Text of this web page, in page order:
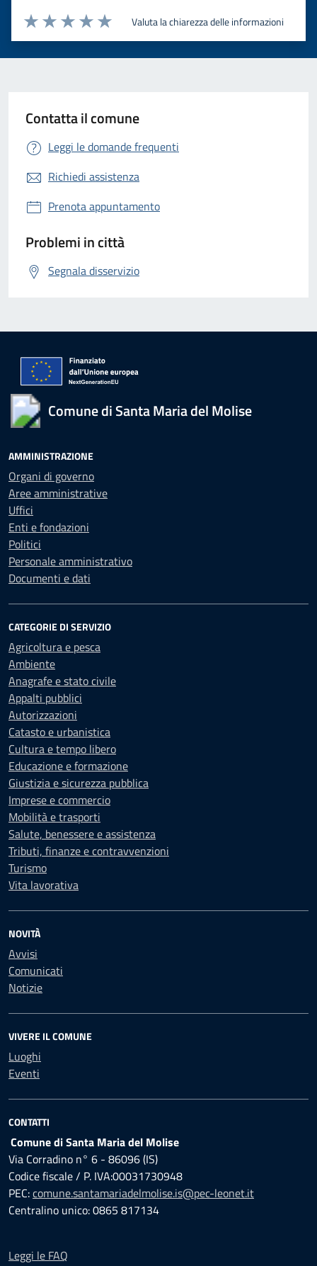
Valuta la chiarezza delle informazioni
Valuta 5 stelle su 5
Valuta 4 stelle su 5
Valuta 3 stelle su 5
Valuta 2 stelle su 5
Valuta 1 stelle su 5
Contatta il comune
Leggi le domande frequenti
Richiedi assistenza
Prenota appuntamento
Problemi in città
Segnala disservizio
Comune di Santa Maria del Molise
AMMINISTRAZIONE
Organi di governo
Aree amministrative
Uffici
Enti e fondazioni
Politici
Personale amministrativo
Documenti e dati
CATEGORIE DI SERVIZIO
Agricoltura e pesca
Ambiente
Anagrafe e stato civile
Appalti pubblici
Autorizzazioni
Catasto e urbanistica
Cultura e tempo libero
Educazione e formazione
Giustizia e sicurezza pubblica
Imprese e commercio
Mobilità e trasporti
Salute, benessere e assistenza
Tributi, finanze e contravvenzioni
Turismo
Vita lavorativa
NOVITÀ
Avvisi
Comunicati
Notizie
VIVERE IL COMUNE
Luoghi
Eventi
CONTATTI
Comune di Santa Maria del Molise
Via Corradino n° 6 - 86096 (IS)
Codice fiscale / P. IVA:00031730948
PEC:comune.santamariadelmolise.is@pec-leonet.it
Centralino unico: 0865 817134
Leggi le FAQ